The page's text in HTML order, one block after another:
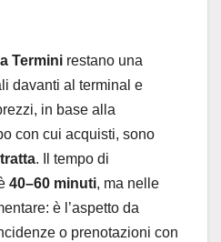
Termini restano una
davanti al terminal e
in base alla
con cui acquisti, sono
. Il tempo di
40–60 minuti, ma nelle
è l’aspetto da
o prenotazioni con